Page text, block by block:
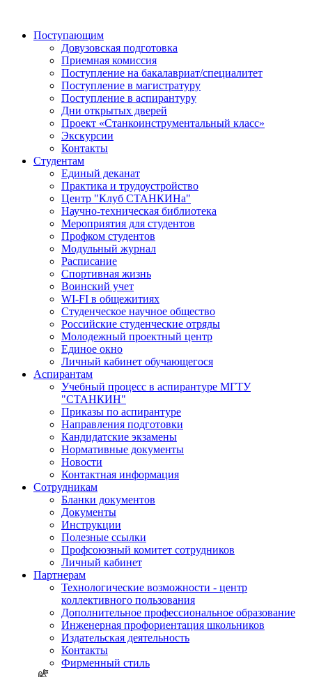
Поступающим
Довузовская подготовка
Приемная комиссия
Поступление на бакалавриат/специалитет
Поступление в магистратуру
Поступление в аспирантуру
Дни открытых дверей
Проект «Станкоинструментальный класс»
Экскурсии
Контакты
Студентам
Единый деканат
Практика и трудоустройство
Центр "Клуб СТАНКИНа"
Научно-техническая библиотека
Мероприятия для студентов
Профком студентов
Модульный журнал
Расписание
Спортивная жизнь
Воинский учет
WI-FI в общежитиях
Студенческое научное общество
Российские студенческие отряды
Молодежный проектный центр
Единое окно
Личный кабинет обучающегося
Аспирантам
Учебный процесс в аспирантуре МГТУ
"СТАНКИН"
Приказы по аспирантуре
Направления подготовки
Кандидатские экзамены
Нормативные документы
Новости
Контактная информация
Сотрудникам
Бланки документов
Документы
Инструкции
Полезные ссылки
Профсоюзный комитет сотрудников
Личный кабинет
Партнерам
Технологические возможности - центр
коллективного пользования
Дополнительное профессиональное образование
Инженерная профориентация школьников
Издательская деятельность
Контакты
Фирменный стиль